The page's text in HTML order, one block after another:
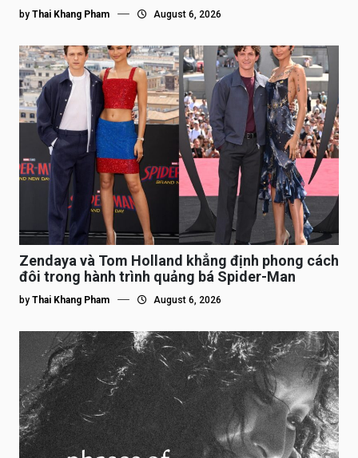
by Thai Khang Pham August 6, 2026
Zendaya và Tom Holland khẳng định phong cách
đôi trong hành trình quảng bá Spider-Man
by Thai Khang Pham August 6, 2026